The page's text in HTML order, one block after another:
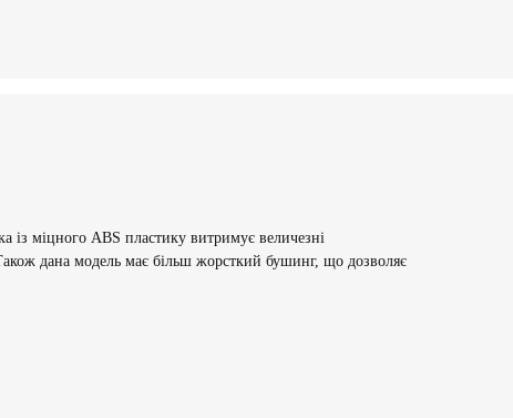
із міцного ABS пластику витримує величезні
дана модель має більш жорсткий бушинг, що дозволяє